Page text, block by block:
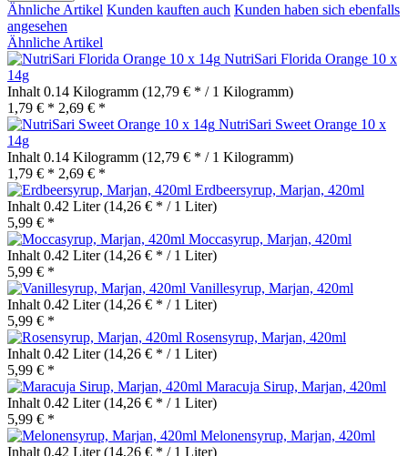
Ähnliche Artikel Kunden kauften auch Kunden haben sich ebenfalls
angesehen
Ähnliche Artikel
NutriSari Florida Orange 10 x
14g
Inhalt 0.14 Kilogramm (12,79 € * / 1 Kilogramm)
1,79 € * 2,69 € *
NutriSari Sweet Orange 10 x
14g
Inhalt 0.14 Kilogramm (12,79 € * / 1 Kilogramm)
1,79 € * 2,69 € *
Erdbeersyrup, Marjan, 420ml
Inhalt 0.42 Liter(14,26 € * / 1 Liter)
5,99 € *
Moccasyrup, Marjan, 420ml
Inhalt 0.42 Liter(14,26 € * / 1 Liter)
5,99 € *
Vanillesyrup, Marjan, 420ml
Inhalt 0.42 Liter(14,26 € * / 1 Liter)
5,99 € *
Rosensyrup, Marjan, 420ml
Inhalt 0.42 Liter(14,26 € * / 1 Liter)
5,99 € *
Maracuja Sirup, Marjan, 420ml
Inhalt 0.42 Liter(14,26 € * / 1 Liter)
5,99 € *
Melonensyrup, Marjan, 420ml
Inhalt 0.42 Liter(14,26 € * / 1 Liter)